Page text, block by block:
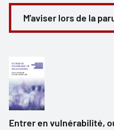
M'aviser lors de la
Entrer en vulnérabilité,